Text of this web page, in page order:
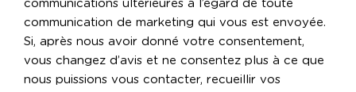
communications ultérieures à l’égard de toute
communication de marketing qui vous est envoyée.
Si, après nous avoir donné votre consentement,
vous changez d’avis et ne consentez plus à ce que
nous puissions vous contacter, recueillir vos